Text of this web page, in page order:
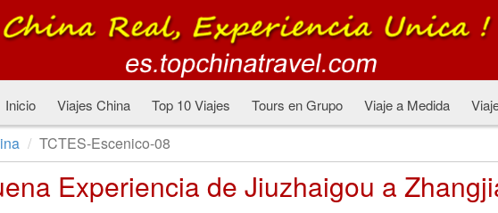
Inicio Viajes China Top 10 Viajes Tours en Grupo Viaje a Medida
TCTES-Escenico-08
Experiencia de Jiuzhaigou a